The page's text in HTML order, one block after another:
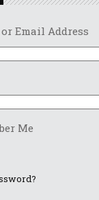
Email Address
Me